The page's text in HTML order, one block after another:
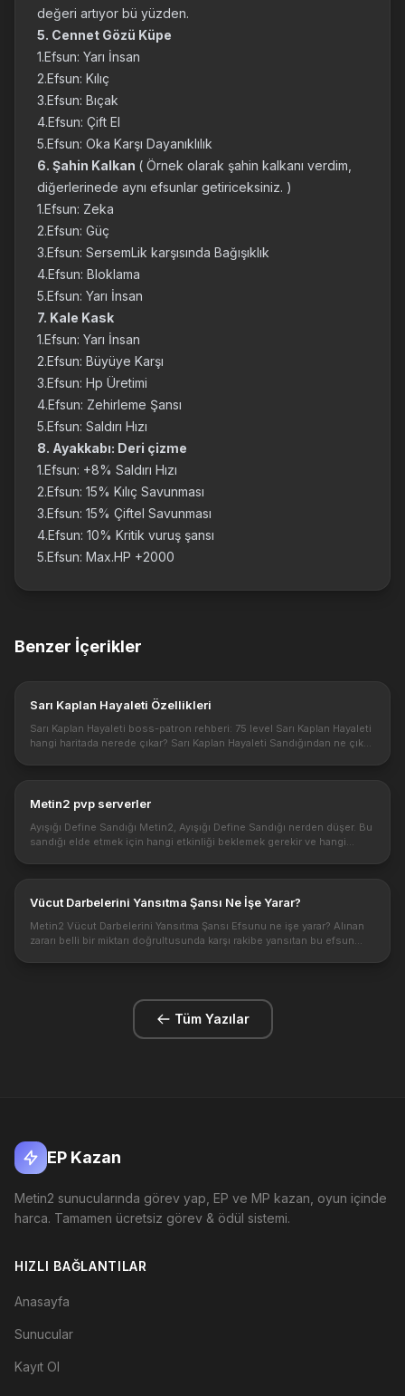
değeri artıyor bü yüzden.
5. Cennet Gözü Küpe
1.Efsun: Yarı İnsan
2.Efsun: Kılıç
3.Efsun: Bıçak
4.Efsun: Çift El
5.Efsun: Oka Karşı Dayanıklılık
6. Şahin Kalkan ( Örnek olarak şahin kalkanı verdim,
diğerlerinede aynı efsunlar getiriceksiniz. )
1.Efsun: Zeka
2.Efsun: Güç
3.Efsun: SersemLik karşısında Bağışıklık
4.Efsun: Bloklama
5.Efsun: Yarı İnsan
7. Kale Kask
1.Efsun: Yarı İnsan
2.Efsun: Büyüye Karşı
3.Efsun: Hp Üretimi
4.Efsun: Zehirleme Şansı
5.Efsun: Saldırı Hızı
8. Ayakkabı: Deri çizme
1.Efsun: +8% Saldırı Hızı
2.Efsun: 15% Kılıç Savunması
3.Efsun: 15% Çiftel Savunması
4.Efsun: 10% Kritik vuruş şansı
5.Efsun: Max.HP +2000
Benzer İçerikler
Sarı Kaplan Hayaleti Özellikleri
Sarı Kaplan Hayaleti boss-patron rehberi: 75 level Sarı Kaplan Hayaleti
hangi haritada nerede çıkar? Sarı Kaplan Hayaleti Sandığından ne çıkar
Metin2 pvp serverler
Ayışığı Define Sandığı Metin2, Ayışığı Define Sandığı nerden düşer. Bu
sandığı elde etmek için hangi etkinliği beklemek gerekir ve hangi
Vücut Darbelerini Yansıtma Şansı Ne İşe Yarar?
Metin2 Vücut Darbelerini Yansıtma Şansı Efsunu ne işe yarar? Alınan
zararı belli bir miktarı doğrultusunda karşı rakibe yansıtan bu efsun
Tüm Yazılar
EP Kazan
Metin2 sunucularında görev yap, EP ve MP kazan, oyun içinde
harca. Tamamen ücretsiz görev & ödül sistemi.
HIZLI BAĞLANTILAR
Anasayfa
Sunucular
Kayıt Ol